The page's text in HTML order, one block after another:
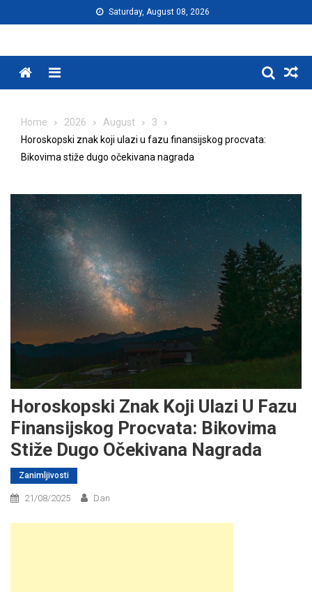
to
Saturday, August 08, 2026
Menu
Home 2026 August
3
Horoskopski znak koji ulazi u fazu finansijskog procvata:
Bikovima stiže dugo očekivana nagrada
Horoskopski Znak Koji Ulazi U Fazu
Finansijskog Procvata: Bikovima
Stiže Dugo Očekivana Nagrada
Zanimljivosti
21/08/2025 Dan